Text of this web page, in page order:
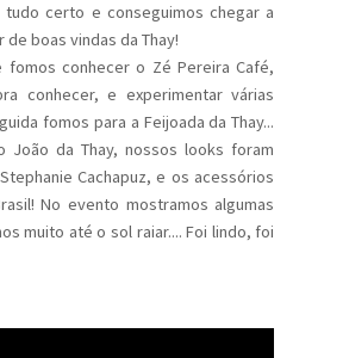
tudo certo e conseguimos chegar a
boas vindas da Thay!
fomos conhecer o Zé Pereira Café,
conhecer, e experimentar várias
fomos para a Feijoada da Thay...
João da Thay, nossos looks foram
Cachapuz, e os acessórios
No evento mostramos algumas
muito até o sol raiar.... Foi lindo, foi